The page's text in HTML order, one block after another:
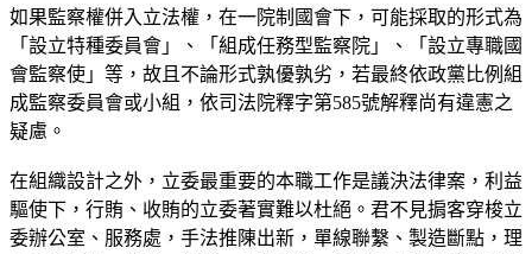
如果監察權併入立法權，在一院制國會下，可能採取的形式為
「設立特種委員會」、「組成任務型監察院」、「設立專職國
會監察使」等，故且不論形式孰優孰劣，若最終依政黨比例組
成監察委員會或小組，依司法院釋字第585號解釋尚有違憲之
疑慮。
在組織設計之外，立委最重要的本職工作是議決法律案，利益
驅使下，行賄、收賄的立委著實難以杜絕。君不見掮客穿梭立
委辦公室、服務處，手法推陳出新，單線聯繫、製造斷點，理